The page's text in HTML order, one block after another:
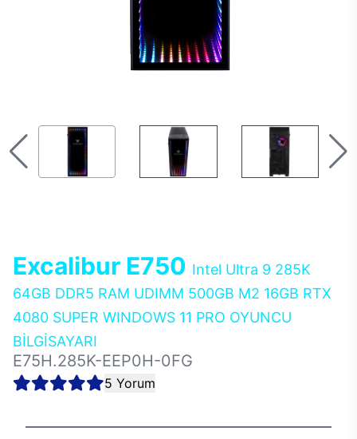
Excalibur E750 Intel Ultra 9 285K
64GB DDR5 RAM UDIMM 500GB M2 16GB RTX
4080 SUPER WINDOWS 11 PRO OYUNCU
BİLGİSAYARI
E75H.285K-EEP0H-0FG
5 Yorum